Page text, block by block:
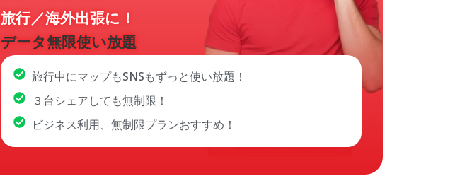
旅行／海外出張に！
データ無限使い放題
旅行中にマップもSNSもずっと使い放題！
３台シェアしても無制限！
ビジネス利用、無制限プランおすすめ！